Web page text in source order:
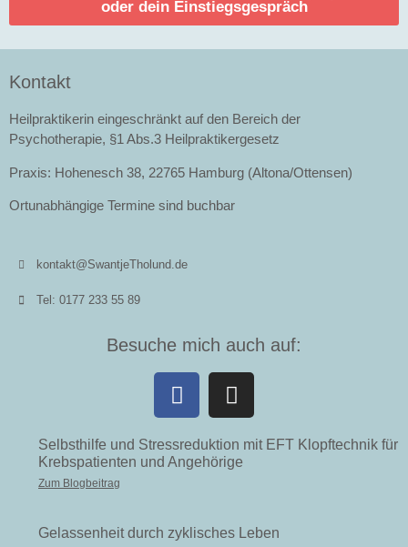
oder dein Einstiegsgespräch
Kontakt
Heilpraktikerin eingeschränkt auf den Bereich der
Psychotherapie, §1 Abs.3 Heilpraktikergesetz
Praxis: Hohenesch 38, 22765 Hamburg (Altona/Ottensen)
Ortunabhängige Termine sind buchbar
kontakt@SwantjeTholund.de
Tel: 0177 233 55 89
Besuche mich auch auf:
Selbsthilfe und Stressreduktion mit EFT Klopftechnik für
Krebspatienten und Angehörige
Zum Blogbeitrag
Gelassenheit durch zyklisches Leben